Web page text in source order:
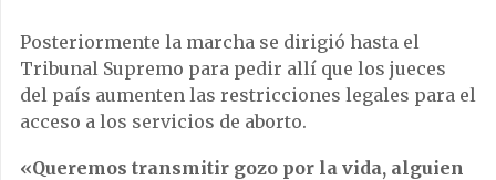
Posteriormente la marcha se dirigió hasta el
Tribunal Supremo para pedir allí que los jueces
del país aumenten las restricciones legales para el
acceso a los servicios de aborto.
«Queremos transmitir gozo por la vida, alguien